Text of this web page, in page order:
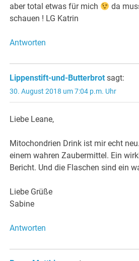
aber total etwas für mich
da
schauen ! LG Katrin
Antworten
Lippenstift-und-Butterbrot sagt:
30. August 2018 um 7:04 p.m. Uhr
Liebe Leane,
Mitochondrien Drink ist mir echt
einem wahren Zaubermittel. Ein
Bericht. Und die Flaschen sind ein
Liebe Grüße
Sabine
Antworten